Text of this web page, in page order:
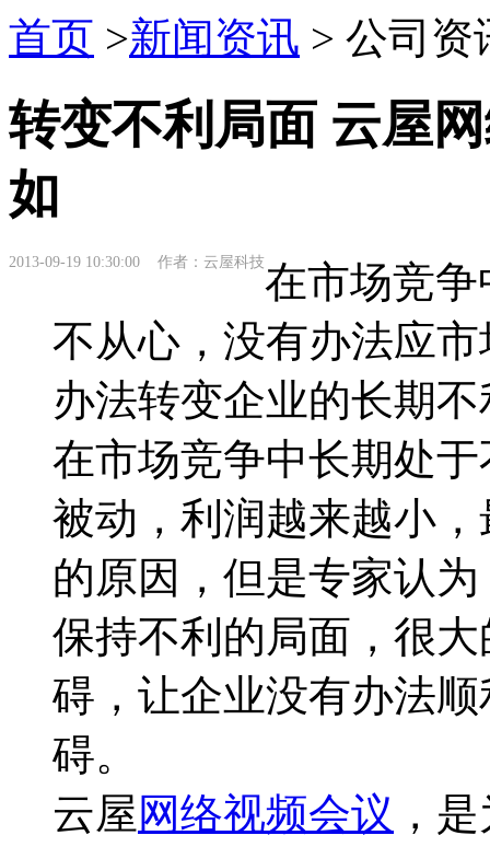
首页 >新闻资讯 > 公司资
转变不利局面 云屋
如
2013-09-19 10:30:00 作者：云屋科技在市场竞
不从心，没有办法应
办法转变企业的长期
在市场竞争中长期处
被动，利润越来越小
的原因，但是专家认
保持不利的局面，很
碍，让企业没有办法
碍。
云屋 网络视频会议 ，